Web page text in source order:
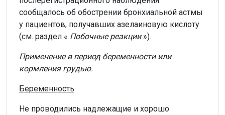
сообщалось об обострении бронхиальной астмы
у пациентов, получавших азелаиновую кислоту
(см. раздел « Побочные реакции»).
Применение в период беременности или
кормления грудью.
Беременность
Не проводились надлежащие и хорошо